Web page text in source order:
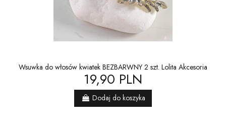
Wsuwka do włosów kwiatek BEZBARWNY 2 szt. Lolita Akcesoria
19,90 PLN
Dodaj do koszyka